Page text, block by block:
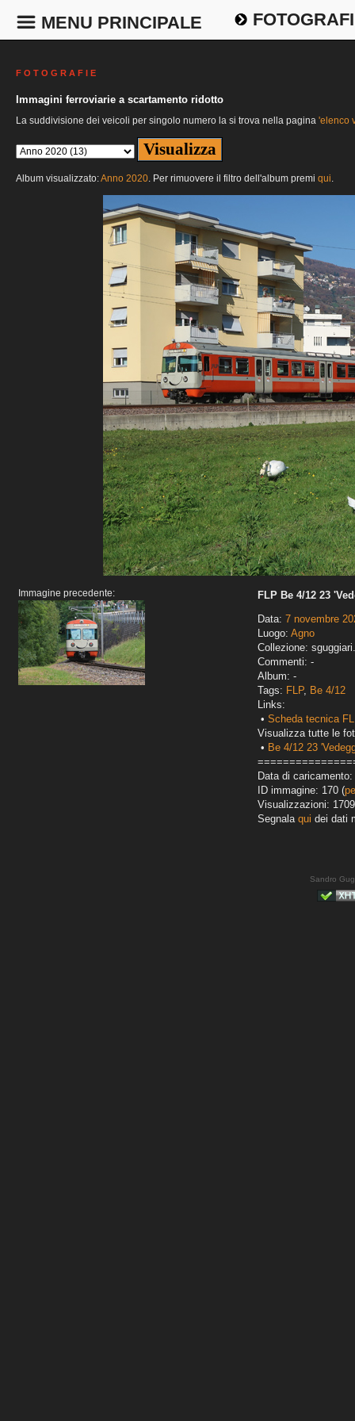
MENU PRINCIPALE
F O T O G R A F I E
Immagini ferroviarie a scartamento ridotto
La suddivisione dei veicoli per singolo numero la si trova nella pagina 'elenco
Album visualizzato:Anno 2020. Per rimuovere il filtro dell'album premi qui.
Immagine precedente:
FLP Be 4/12 23
Data: 7 novembre
Luogo: Agno
Collezione:
Commenti: -
Album: -
Tags: FLP, Be 4/12
Links:
• Scheda tecnica
Visualizza tutte le
• Be 4/12 23
Data di
ID immagine: 170 (
Visualizzazioni: 1709
Segnala qui dei dati
Sandro